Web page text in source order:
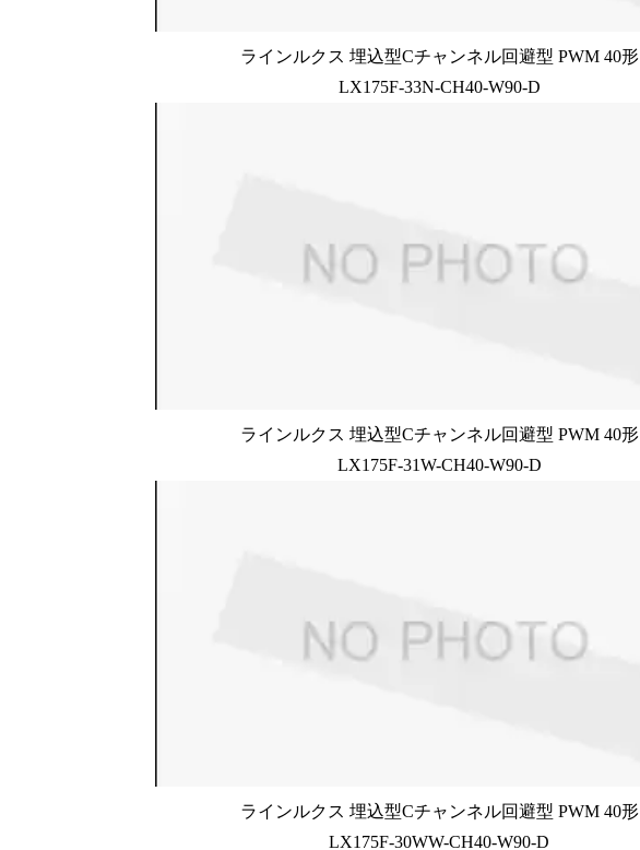
ラインルクス 埋込型Cチャンネル回避型 PWM 40形
LX175F-33N-CH40-W90-D
ラインルクス 埋込型Cチャンネル回避型 PWM 40形
LX175F-31W-CH40-W90-D
ラインルクス 埋込型Cチャンネル回避型 PWM 40形
LX175F-30WW-CH40-W90-D